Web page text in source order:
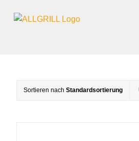
Inhalt
Sortieren nach Standardsortierung